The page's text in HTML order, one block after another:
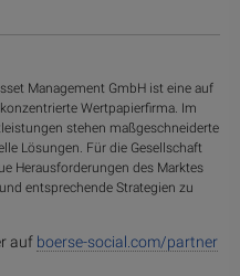
Management GmbH ist eine auf
Wertpapierfirma. Im
stehen maßgeschneiderte
Lösungen. Für die Gesellschaft
Herausforderungen des Marktes
entsprechende Strategien zu
auf boerse-social.com/partner